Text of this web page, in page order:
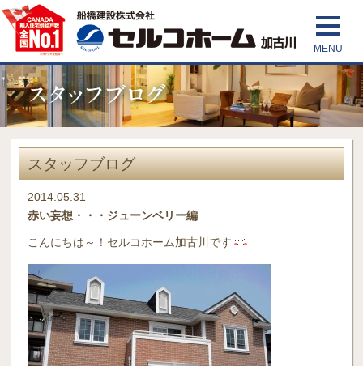
スタッフブログ
2014.05.31
赤い妄想・・・ジューンベリー編
こんにちは～！セルコホーム加古川です